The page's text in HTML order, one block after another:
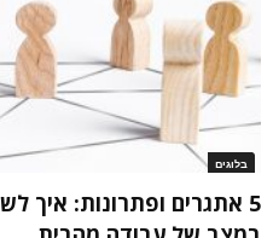
בלוגים
5 אתגרים ופתרונות: איך